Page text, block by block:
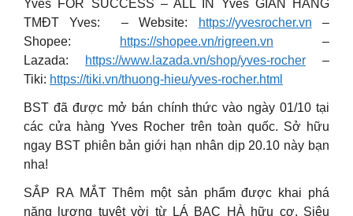
Yves FOR SUCCESS – ALL IN Yves GIAN HÀNG
TMĐT Yves: – Website:
https://yvesrocher.vn –
Shopee:
https://shopee.vn/rigreen.vn –
Lazada:
https://www.lazada.vn/shop/yves-rocher –
Tiki: https://tiki.vn/thuong-hieu/yves-rocher.html
BST đã được mở bán chính thức vào ngày 01/10 tại
các cửa hàng Yves Rocher trên toàn quốc. Sở hữu
ngay BST phiên bản giới hạn nhân dịp 20.10 này bạn
nha!
SẮP RA MẮT Thêm một sản phẩm được khai phá
năng lượng tuyệt vời từ LÁ BẠC HÀ hữu cơ. Siêu